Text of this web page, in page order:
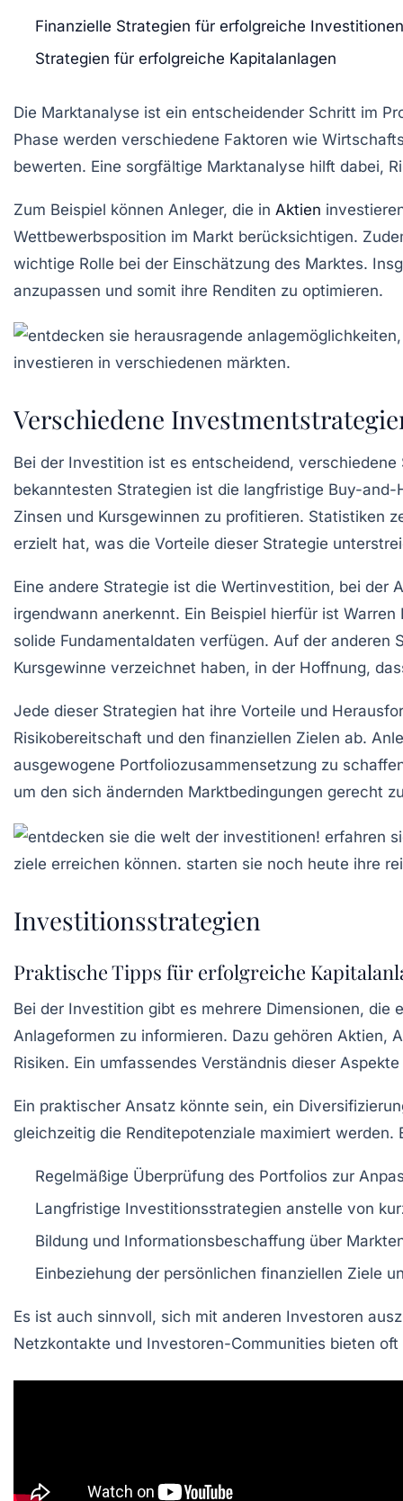
Finanzielle Strategien für erfolgreiche Investitionen
Strategien für erfolgreiche Kapitalanlagen
Die Marktanalyse ist ein entscheidender Schritt im
Phase werden verschiedene Faktoren wie
bewerten. Eine sorgfältige Marktanalyse hilft dabei,
Zum Beispiel können Anleger, die in Aktien
Wettbewerbsposition im Markt berücksichtigen.
wichtige Rolle bei der Einschätzung des Marktes.
anzupassen und somit ihre Renditen zu optimieren.
Verschiedene
Bei der Investition ist es entscheidend, verschiedene
bekanntesten Strategien ist die langfristige Buy-and-
Zinsen und Kursgewinnen zu profitieren. Statistiken
erzielt hat, was die Vorteile dieser Strategie
Eine andere Strategie ist die Wertinvestition, bei der
irgendwann anerkennt. Ein Beispiel hierfür ist
solide Fundamentaldaten verfügen. Auf der anderen
Kursgewinne verzeichnet haben, in der Hoffnung,
Jede dieser Strategien hat ihre Vorteile und
Risikobereitschaft und den finanziellen Zielen ab.
ausgewogene Portfoliozusammensetzung zu
um den sich ändernden Marktbedingungen gerecht
Investitionsstrategien
Praktische Tipps für erfolgreiche
Bei der Investition gibt es mehrere Dimensionen, die
Anlageformen zu informieren. Dazu gehören Aktien,
Risiken. Ein umfassendes Verständnis dieser
Ein praktischer Ansatz könnte sein, ein
gleichzeitig die Renditepotenziale maximiert
Regelmäßige Überprüfung des Portfolios zur
Langfristige Investitionsstrategien anstelle von
Bildung und Informationsbeschaffung über
Einbeziehung der persönlichen finanziellen Ziele
Es ist auch sinnvoll, sich mit anderen Investoren
Netzkontakte und Investoren-Communities bieten oft